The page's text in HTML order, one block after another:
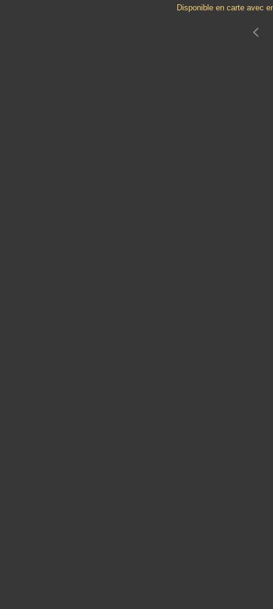
Disponible en carte avec
<